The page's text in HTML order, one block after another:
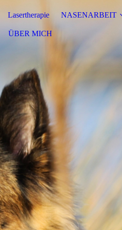
Lasertherapie NASENARBEIT
ÜBER MICH